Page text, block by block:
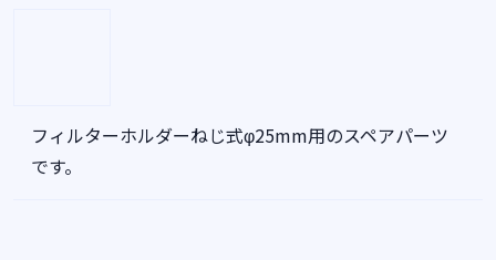
フィルターホルダーねじ式φ25mm用のスペアパーツ
です。